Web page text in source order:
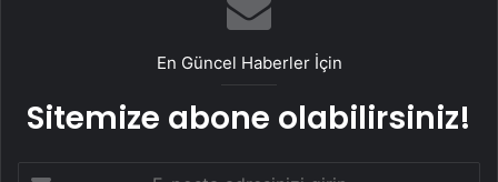
En Güncel Haberler İçin
Sitemize abone olabilirsiniz!